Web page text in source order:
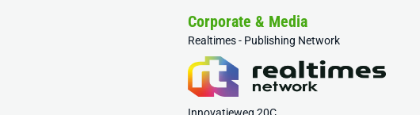
Corporate & Media
Realtimes - Publishing Network